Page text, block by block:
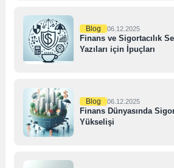
Blog 06.12.2025
Finans ve Sigortacılık
Yazıları için İpuçları
Blog 06.12.2025
Finans Dünyasında
Yükselişi